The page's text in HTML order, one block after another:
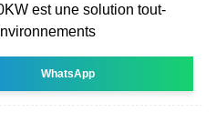
est une solution tout-
WhatsApp